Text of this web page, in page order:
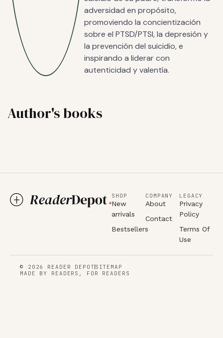
adversidad en propósito,
promoviendo la concientización
sobre el PTSD/PTSI, la depresión y
la prevención del suicidio, e
inspirando a liderar con
autenticidad y valentía.
Author's books
SHOP
New
arrivals
Bestsellers
COMPANY
About
Contact
LEGACY
Privacy
Policy
Terms Of
Use
© 2026 READER DEPOT SITEMAP
MADE BY READERS, FOR READERS